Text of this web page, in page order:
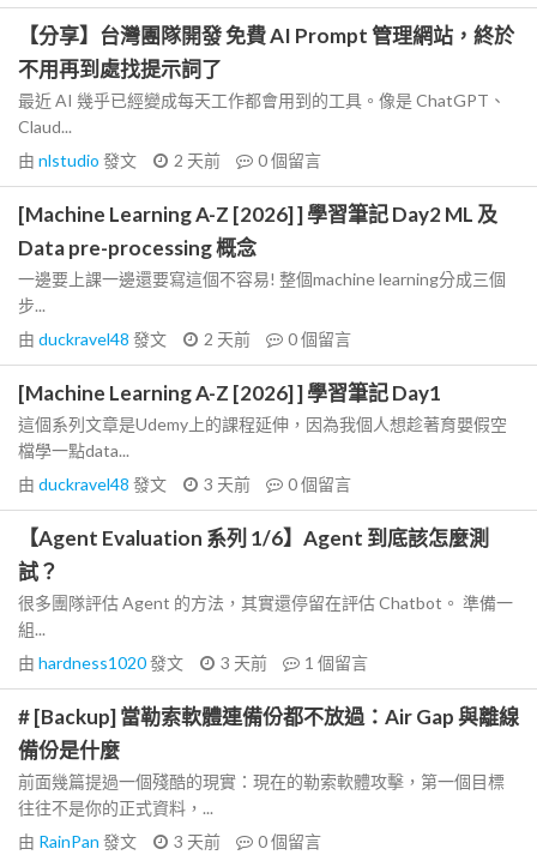
【分享】台灣團隊開發 免費 AI Prompt 管理網站，終於
不用再到處找提示詞了
最近 AI 幾乎已經變成每天工作都會用到的工具。像是 ChatGPT、
Claud...
由 nlstudio 發文 2 天前 0個留言
[Machine Learning A-Z [2026] ] 學習筆記 Day2 ML 及
Data pre-processing 概念
一邊要上課一邊還要寫這個不容易! 整個machine learning分成三個
步...
由 duckravel48 發文 2 天前 0個留言
[Machine Learning A-Z [2026] ] 學習筆記 Day1
這個系列文章是Udemy上的課程延伸，因為我個人想趁著育嬰假空
檔學一點data...
由 duckravel48 發文 3 天前 0個留言
【Agent Evaluation 系列 1/6】Agent 到底該怎麼測
試？
很多團隊評估 Agent 的方法，其實還停留在評估 Chatbot。 準備一
組...
由 hardness1020發文 3 天前 1 個留言
# [Backup] 當勒索軟體連備份都不放過：Air Gap 與離線
備份是什麼
前面幾篇提過一個殘酷的現實：現在的勒索軟體攻擊，第一個目標
往往不是你的正式資料，...
由 RainPan 發文 3 天前 0個留言